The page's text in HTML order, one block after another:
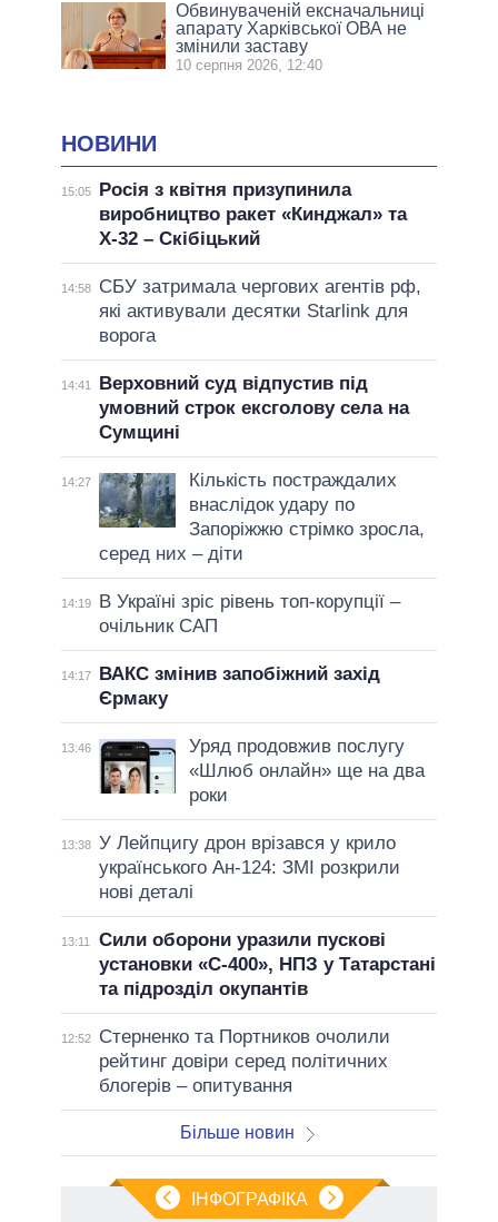
Обвинуваченій ексначальниці
апарату Харківської ОВА не
змінили заставу
10 серпня 2026, 12:40
НОВИНИ
15:05
Росія з квітня призупинила
виробництво ракет «Кинджал» та
Х-32 – Скібіцький
14:58
СБУ затримала чергових агентів рф,
які активували десятки Starlink для
ворога
14:41
Верховний суд відпустив під
умовний строк ексголову села на
Сумщині
14:27
Кількість постраждалих
внаслідок удару по
Запоріжжю стрімко зросла,
серед них – діти
14:19
В Україні зріс рівень топ-корупції –
очільник САП
14:17
ВАКС змінив запобіжний захід
Єрмаку
13:46
Уряд продовжив послугу
«Шлюб онлайн» ще на два
роки
13:38 У Лейпцигу дрон врізався у крило
українського Ан-124: ЗМІ розкрили
нові деталі
13:11
Сили оборони уразили пускові
установки «С-400», НПЗ у Татарстані
та підрозділ окупантів
12:52
Стерненко та Портников очолили
рейтинг довіри серед політичних
блогерів – опитування
Більше новин
ІНФОГРАФІКА